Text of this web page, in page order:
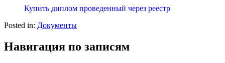
Купить диплом проведенный через реестр
Posted in: Документы
Навигация по записям